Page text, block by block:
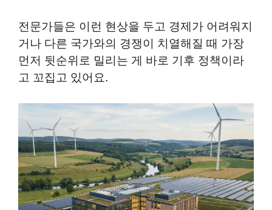
전문가들은 이런 현상을 두고 경제가 어려워지
거나 다른 국가와의 경쟁이 치열해질 때 가장
먼저 뒷순위로 밀리는 게 바로 기후 정책이라
고 꼬집고 있어요.